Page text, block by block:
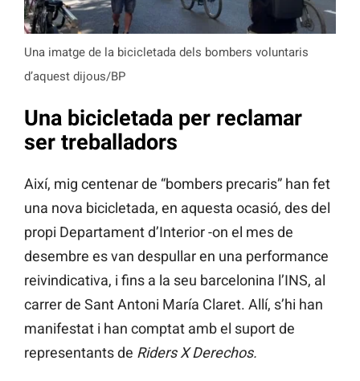
Una imatge de la bicicletada dels bombers voluntaris
d’aquest dijous/BP
Una bicicletada per reclamar
ser treballadors
Així, mig centenar de “bombers precaris” han fet
una nova bicicletada, en aquesta ocasió, des del
propi Departament d’Interior -on el mes de
desembre es van despullar en una performance
reivindicativa, i fins a la seu barcelonina l’INS, al
carrer de Sant Antoni María Claret. Allí, s’hi han
manifestat i han comptat amb el suport de
representants de Riders X Derechos.